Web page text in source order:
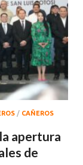
/ CAÑEROS
apertura
de